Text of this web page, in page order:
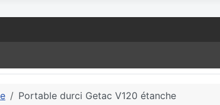
Portable durci Getac V120 étanche